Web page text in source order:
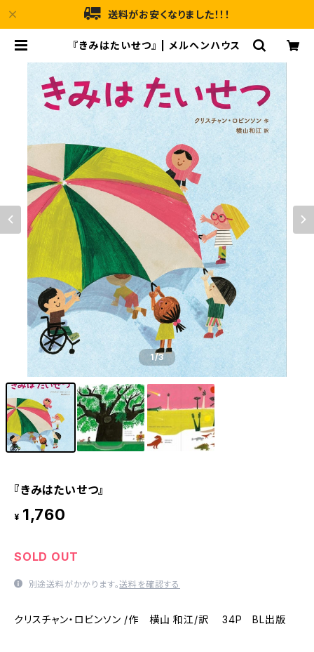
送料がお安くなりました！！！
『きみはたいせつ』 | メルヘンハウス
1/3
『きみはたいせつ』
¥ 1,760
SOLD OUT
別途送料がかかります。送料を確認する
クリスチャン・ロビンソン /作 横山 和江/訳 34P BL出版